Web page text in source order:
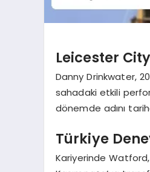
Leicester
Danny Drinkwater,
sahadaki etkili
dönemde adını
Türkiye
Kariyerinde